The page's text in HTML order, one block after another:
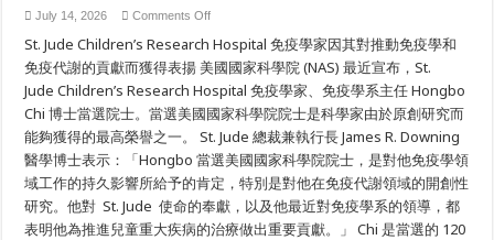
July 14, 2026 Comments Offon
Jude
究
員
Hongbo
Chi
博
士
當
選
美
國
國
St. Jude Children’s Research Hospital 免疫學家因其對推動免疫學和
免疫代謝的貢獻而獲得表揚 美國國家科學院 (NAS) 最近宣布，St.
Jude Children’s Research Hospital 免疫學家、免疫學系主任 Hongbo
Chi 博士當選院士。當選美國國家科學院院士是科學家由於原創研究而
能夠獲得的最高榮譽之一。 St. Jude 總裁兼執行長 James R. Downing
醫學博士表示：「Hongbo 當選美國國家科學院院士，是對他免疫學領
域工作的持久影響所給予的肯定，特別是對他在免疫代謝領域的開創性
研究。他對 St. Jude 使命的奉獻，以及他最近對免疫學系的領導，都
表明他為推進兒童重大疾病的治療做出重要貢獻。」 Chi 是當選的 120